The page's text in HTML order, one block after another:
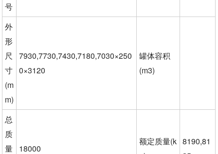
号
外
形
尺
寸
(m
m)
7930,7730,7430,7180,7030×250
0×3120
罐体容积
(m3)
总
质
量
18000
额定质量(k 8190,81